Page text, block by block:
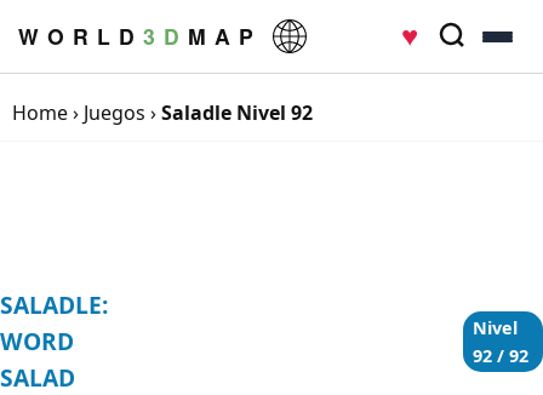
W O R L D 3 D M A P ♥
Home› Juegos ›Saladle Nivel 92
SALADLE:
WORD
SALAD
Nivel
92 / 92